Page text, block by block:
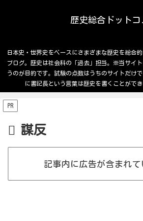
歴史総合ドットコ
日本史・世界史をベースにさまざまな歴史を総合
ブログ。歴史は社会科の「過去」担当。※当サイ
うのが目的です。試験の点数はうちのサイトだけ
に書記長という言葉は歴史を書くことができ
PR
謀反
記事内に広告が含まれて